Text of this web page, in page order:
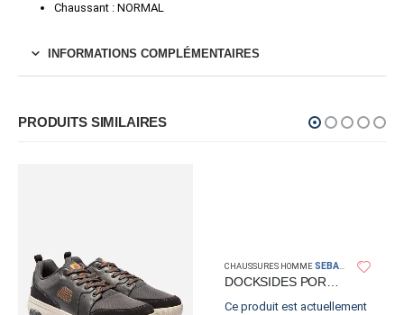
Chaussant : NORMAL
INFORMATIONS COMPLÉMENTAIRES
PRODUITS SIMILAIRES
CHAUSSURES HOMMESEBAGO
DOCKSIDES PORTLAND NUBUCK
Ce produit est actuellement